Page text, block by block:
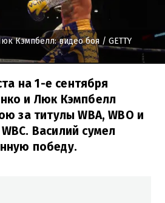
Кэмпбелл: видео боя / GETTY
на 1-е сентября
и Люк Кэмпбелл
за титулы WBA, WBO и
Василий сумел
победу.